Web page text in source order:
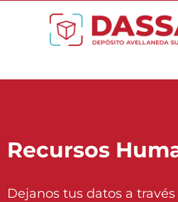
Recursos
Dejanos tus datos a